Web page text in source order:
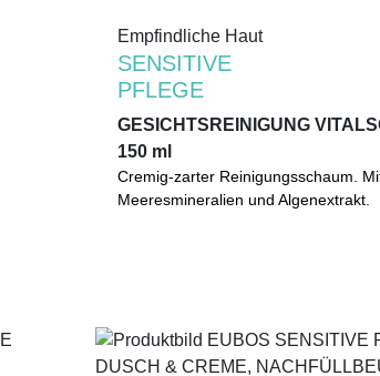
Empfindliche Haut
SENSITIVE
PFLEGE
GESICHTSREINIGUNG
150 ml
Cremig-zarter Reinigungsschaum für
Hals und Dekolleté. Mit vitalisierenden
Mikroplastik(gemäß UNEP-
Empfindliche Haut
SENSITIVE
PFLEGE
GESICHTSREINIGUNG
150 ml
Cremig-zarter Reinigungsschaum.
Meeresmineralien und Algenextrakt.